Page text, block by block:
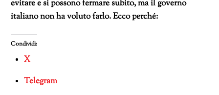
evitare e si possono fermare subito, ma il governo
italiano non ha voluto farlo. Ecco perché:
Condividi:
X
Telegram